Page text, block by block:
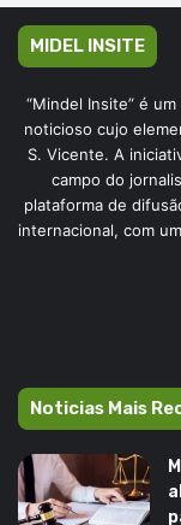
MIDEL INSITE
“Mindel Insite” é
noticioso cujo
S. Vicente. A
campo do
plataforma de
internacional, com
Noticias Mais